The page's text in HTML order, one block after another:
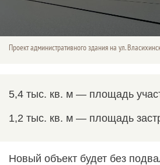
Проект административного здания на ул.
5,4 тыс. кв. м — площадь
1,2 тыс. кв. м — площадь
Новый объект будет без